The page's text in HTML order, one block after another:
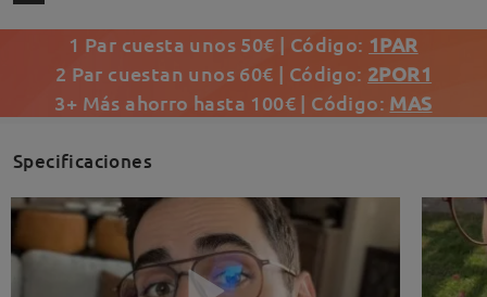
1 Par cuesta unos 50€ | Código: 1PAR
2 Par cuestan unos 60€ | Código: 2POR1
3+ Más ahorro hasta 100€ | Código: MAS
Specificaciones